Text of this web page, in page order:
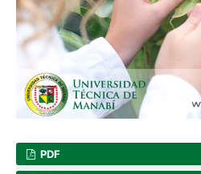
PDF